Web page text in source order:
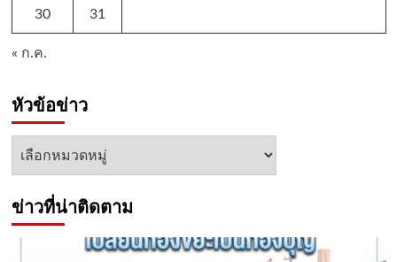
30 31
« ก.ค.
หัวข้อข่าว
หัวข้อ
ข่าวที่น่าติดตาม